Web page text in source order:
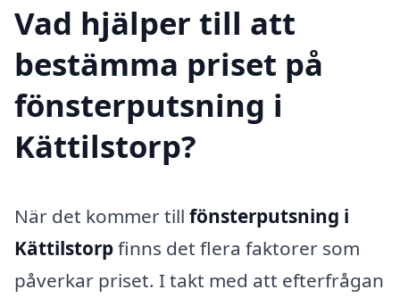
Vad hjälper till att
bestämma priset på
fönsterputsning i
Kättilstorp?
När det kommer till fönsterputsning i
Kättilstorpfinns det flera faktorer som
påverkar priset. I takt med att efterfrågan